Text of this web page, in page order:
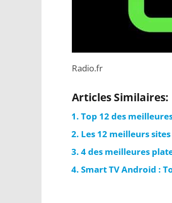
Radio.fr
Articles Similaires:
Top 12 des
Les 12 meilleurs
4 des meilleures
Smart TV Android :